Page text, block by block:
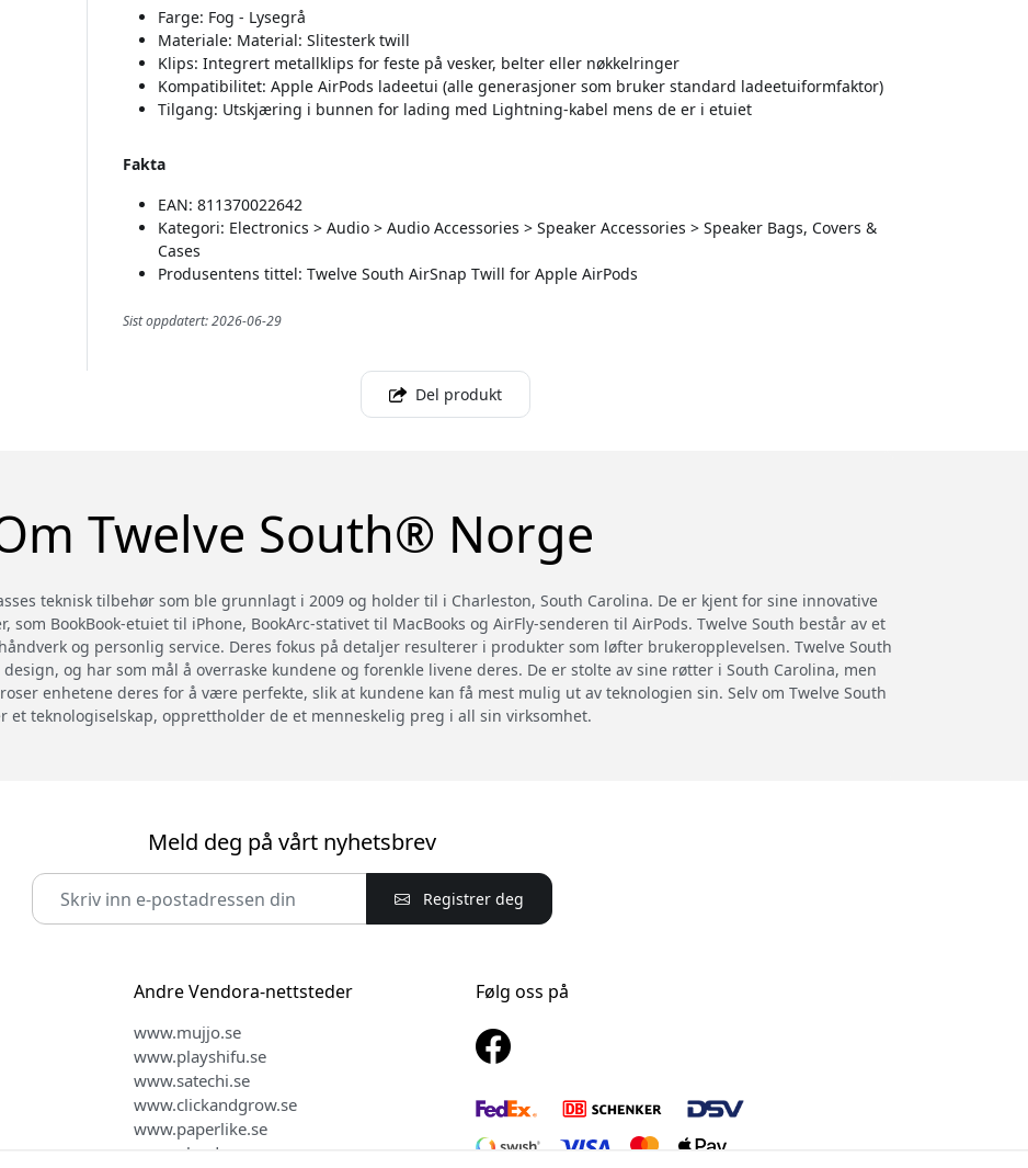
Farge: Fog - Lysegrå
Materiale: Material: Slitesterk twill
Klips: Integrert metallklips for feste på vesker, belter eller nøkkelringer
Kompatibilitet: Apple AirPods ladeetui (alle generasjoner som bruker standard ladeetuiformfaktor)
Tilgang: Utskjæring i bunnen for lading med Lightning-kabel mens de er i etuiet
Fakta
EAN: 811370022642
Kategori: Electronics > Audio > Audio Accessories > Speaker Accessories > Speaker Bags, Covers &
Cases
Produsentens tittel: Twelve South AirSnap Twill for Apple AirPods
Sist oppdatert: 2026-06-29
Del produkt
Twelve South® Norge
teknisk tilbehør som ble grunnlagt i 2009 og holder til i Charleston, South Carolina. De er kjent for sine innovative
BookBook-etuiet til iPhone, BookArc-stativet til MacBooks og AirFly-senderen til AirPods. Twelve South består av et
og personlig service. Deres fokus på detaljer resulterer i produkter som løfter brukeropplevelsen. Twelve South
og har som mål å overraske kundene og forenkle livene deres. De er stolte av sine røtter i South Carolina, men
enhetene deres for å være perfekte, slik at kundene kan få mest mulig ut av teknologien sin. Selv om Twelve South
et teknologiselskap, opprettholder de et menneskelig preg i all sin virksomhet.
Meld deg på vårt nyhetsbrev
Registrer deg
Andre Vendora-nettsteder
www.mujjo.se
www.playshifu.se
www.satechi.se
www.clickandgrow.se
www.paperlike.se
www.plaud.se
Følg oss på